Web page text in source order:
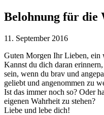
Belohnung für die
11. September 2016
Guten Morgen Ihr Lieben, ein
Kannst du dich daran
sein, wenn du brav und
geliebt und angenommen zu
Ist das immer noch so? Oder
eigenen Wahrheit zu stehen?
Liebe und lebe dich!